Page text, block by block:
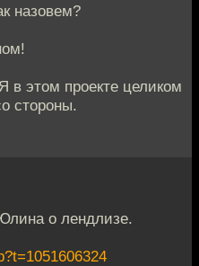
назовем?
в этом проекте целиком
стороны.
о лендлизе.